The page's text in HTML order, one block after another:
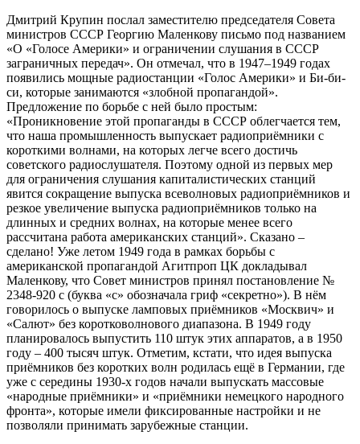
Дмитрий Крупин послал заместителю председателя Совета
министров СССР Георгию Маленкову письмо под названием
«О «Голосе Америки» и ограничении слушания в СССР
заграничных передач». Он отмечал, что в 1947–1949 годах
появились мощные радиостанции «Голос Америки» и Би-би-
си, которые занимаются «злобной пропагандой».
Предложение по борьбе с ней было простым:
«Проникновение этой пропаганды в СССР облегчается тем,
что наша промышленность выпускает радиоприёмники с
короткими волнами, на которых легче всего достичь
советского радиослушателя. Поэтому одной из первых мер
для ограничения слушания капиталистических станций
явится сокращение выпуска всеволновых радиоприёмников и
резкое увеличение выпуска радиоприёмников только на
длинных и средних волнах, на которые менее всего
рассчитана работа американских станций». Сказано –
сделано! Уже летом 1949 года в рамках борьбы с
американской пропагандой Агитпроп ЦК докладывал
Маленкову, что Совет министров принял постановление №
2348-920 с (буква «с» обозначала гриф «секретно»). В нём
говорилось о выпуске ламповых приёмников «Москвич» и
«Салют» без коротковолнового диапазона. В 1949 году
планировалось выпустить 110 штук этих аппаратов, а в 1950
году – 400 тысяч штук. Отметим, кстати, что идея выпуска
приёмников без коротких волн родилась ещё в Германии, где
уже с середины 1930-х годов начали выпускать массовые
«народные приёмники» и «приёмники немецкого народного
фронта», которые имели фиксированные настройки и не
позволяли принимать зарубежные станции.